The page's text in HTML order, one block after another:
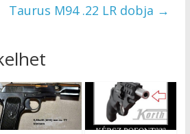
Taurus M94 .22 LR dobja →